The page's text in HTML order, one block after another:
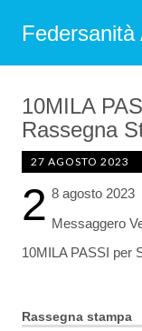
10MILA
Rassegna
27 AGOSTO 2023
2 8 agosto 2023
Messaggero
10MILA PASSI per
Rassegna stampa